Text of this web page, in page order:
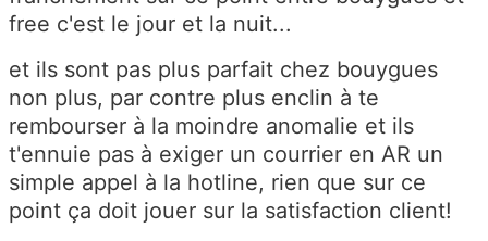
free c'est le jour et la nuit...
et ils sont pas plus parfait chez bouygues
non plus, par contre plus enclin à te
rembourser à la moindre anomalie et ils
t'ennuie pas à exiger un courrier en AR un
simple appel à la hotline, rien que sur ce
point ça doit jouer sur la satisfaction client!